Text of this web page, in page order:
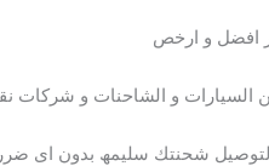
افضل و ارخص
و الشاحنات و شركات
لتوصیل شحنتك سلیمھ بدون اى ضرر